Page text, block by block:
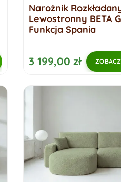
Narożnik
Lewostronny BETA
Funkcja Spania
3 199,00 zł